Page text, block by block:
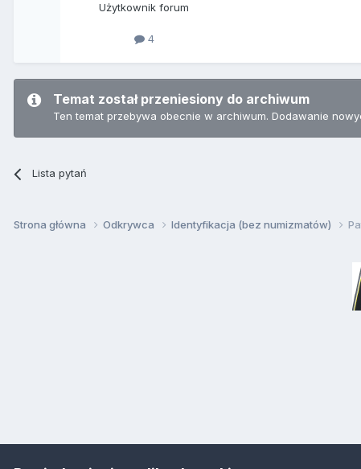
Użytkownik forum
4
Temat został przeniesiony do archiwum
Ten temat przebywa obecnie w archiwum. Dodawanie
Lista pytań
Strona główna Odkrywca Identyfikacja (bez numizmatów)